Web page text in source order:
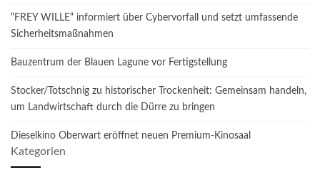
“FREY WILLE“ informiert über Cybervorfall und setzt umfassende
Sicherheitsmaßnahmen
Bauzentrum der Blauen Lagune vor Fertigstellung
Stocker/Totschnig zu historischer Trockenheit: Gemeinsam handeln,
um Landwirtschaft durch die Dürre zu bringen
Dieselkino Oberwart eröffnet neuen Premium-Kinosaal
Kategorien